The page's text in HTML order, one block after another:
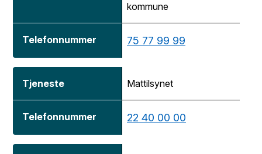
kommune
75 77 99 99
Mattilsynet
22 40 00 00